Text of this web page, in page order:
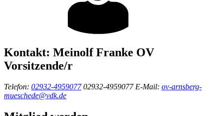
Kontakt: Meinolf Franke OV
Vorsitzende/r
Telefon: 02932-4959077 02932-4959077 E-Mail: ov-arnsberg-
mueschede@vdk.de